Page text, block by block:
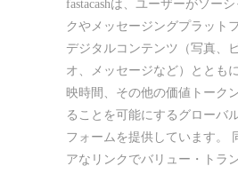
fastacashは、ユーザーがソー
クやメッセージングプラット
デジタルコンテンツ（写真、
オ、メッセージなど）ととも
映時間、その他の価値トーク
ることを可能にするグローバ
フォームを提供しています。
アなリンクでバリュー・トラ